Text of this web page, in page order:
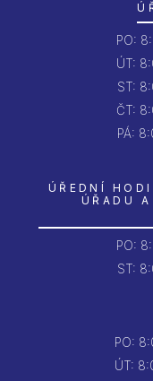
PO:
ÚT:
ST:
ČT:
PÁ:
ÚŘEDNÍ
ÚŘADU
PO:
ST:
PO:
ÚT: